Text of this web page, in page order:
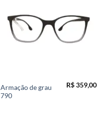
Armação de grau
790
R$359,00